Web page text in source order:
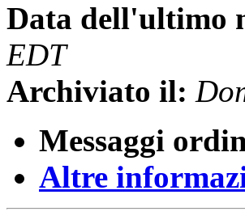
Data dell'ultimo
EDT
Archiviato il:
Messaggi
Altre